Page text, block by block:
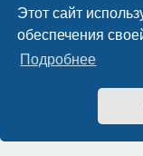
Этот сайт
обеспечения
Подробнее